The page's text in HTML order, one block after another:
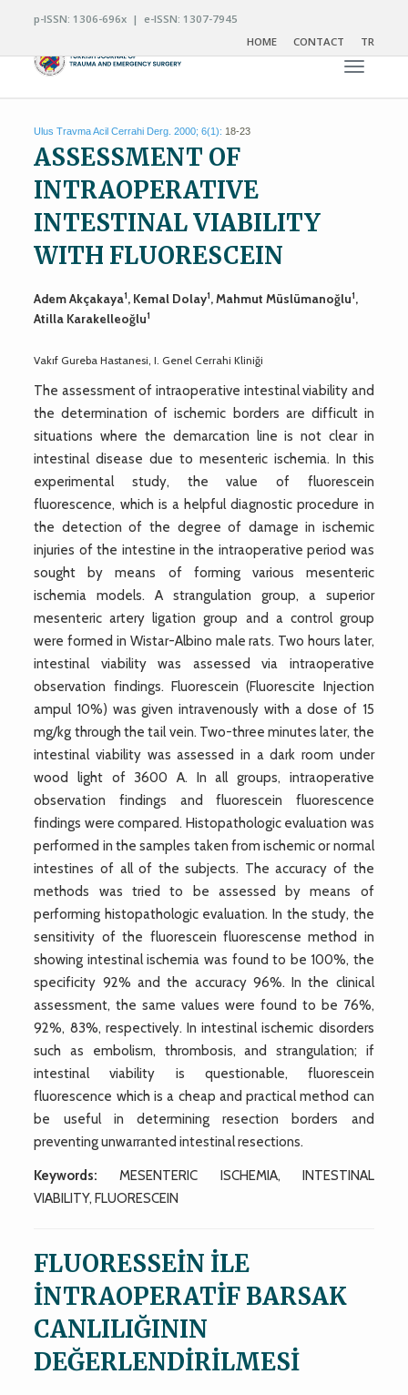
p-ISSN: 1306-696x | e-ISSN: 1307-7945
HOME
CONTACT TR
Toggle
Ulus Travma Acil Cerrahi Derg. 2000; 6(1): 18-23
ASSESSMENT OF
INTRAOPERATIVE
INTESTINAL VIABILITY
WITH FLUORESCEIN
Adem Akçakaya1, Kemal Dolay1, Mahmut Müslümanoğlu1,
Atilla Karakelleoğlu1
Vakıf Gureba Hastanesi, I. Genel Cerrahi Kliniği
The assessment of intraoperative intestinal viability and
the determination of ischemic borders are difficult in
situations where the demarcation line is not clear in
intestinal disease due to mesenteric ischemia. In this
experimental study, the value of fluorescein
fluorescence, which is a helpful diagnostic procedure in
the detection of the degree of damage in ischemic
injuries of the intestine in the intraoperative period was
sought by means of forming various mesenteric
ischemia models. A strangulation group, a superior
mesenteric artery ligation group and a control group
were formed in Wistar-Albino male rats. Two hours later,
intestinal viability was assessed via intraoperative
observation findings. Fluorescein (Fluorescite Injection
ampul 10%) was given intravenously with a dose of 15
mg/kg through the tail vein. Two-three minutes later, the
intestinal viability was assessed in a dark room under
wood light of 3600 A. In all groups, intraoperative
observation findings and fluorescein fluorescence
findings were compared. Histopathologic evaluation was
performed in the samples taken from ischemic or normal
intestines of all of the subjects. The accuracy of the
methods was tried to be assessed by means of
performing histopathologic evaluation. In the study, the
sensitivity of the fluorescein fluorescense method in
showing intestinal ischemia was found to be 100%, the
specificity 92% and the accuracy 96%. In the clinical
assessment, the same values were found to be 76%,
92%, 83%, respectively. In intestinal ischemic disorders
such as embolism, thrombosis, and strangulation; if
intestinal viability is questionable, fluorescein
fluorescence which is a cheap and practical method can
be useful in determining resection borders and
preventing unwarranted intestinal resections.
Keywords: MESENTERIC ISCHEMIA, INTESTINAL
VIABILITY, FLUORESCEIN
FLUORESSEİN İLE
İNTRAOPERATİF BARSAK
CANLILIĞININ
DEĞERLENDİRİLMESİ